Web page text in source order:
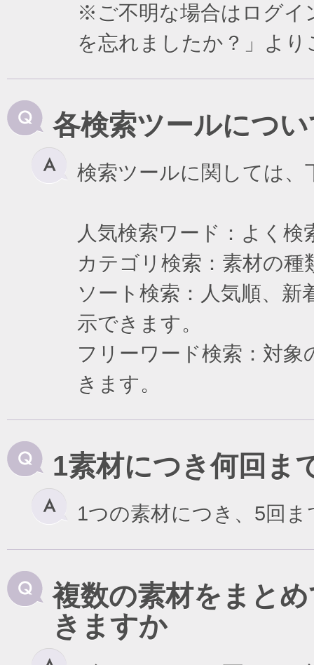
※ご不明な場合はログイ
を忘れましたか？」よ
各検索ツールにつ
検索ツールに関しては
人気検索ワード：よく
カテゴリ検索：素材の
ソート検索：人気順、
示できます。
フリーワード検索：対
きます。
1素材につき何回ま
1つの素材につき、5回
複数の素材をまと
きますか